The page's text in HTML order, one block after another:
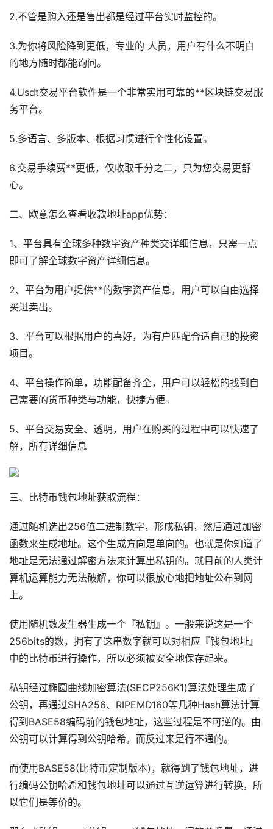
2.不管是购入还是售出都是经过平台实时监控的。
3.为你将风险降到更低，专业的 人员，用户有什么不明白
的地方随时都能询问。
4.Usdt交易平台软件是一个非常实用可靠的**区块链交易服
务平台。
5.多语言、多版本、根据习惯进行个性化设置。
6.交易手续费**更低，仅收取千分之二，只为您交易更舒
心。
二、欧意怎么查看收款地址app优势：
1、平台具有全球多种数字资产种类交详细信息，只需一点
即可了解全球数字资产详细信息。
2、平台为用户提供**的数字资产信息，用户可以自由选择
买进卖出。
3、平台可以根据用户的喜好，为有户匹配合适自己的投资
项目。
4、平台操作简单，功能配备齐全，用户可以轻松的找到自
己需要的货币种类与功能，快捷方便。
5、平台交易安全、透明，用户在购买的过程中可以快速了
解，所有详细信息
三、比特币钱包地址获取流程：
通过随机选出256位二进制数字，形成私钥，然后通过加密
函数来生成地址。这个生成方向是单向的。也就是你知道了
地址是无法通过解密方法来计算出私钥的。就目前的人类计
算机运算能力无法破解，你可以很放心地把地址公布到网
上。
使用随机数发生器生成一个『私钥』。一般来说这是一个
256bits的数，拥有了这串数字就可以对相应『钱包地址』
中的比特币进行操作，所以必须被安全地保存起来。
私钥经过椭圆曲线加密算法(SECP256K1)算法处理生成了
公钥，再通过SHA256、RIPEMD160等几种Hash算法计算
得到BASE58编码前的钱包地址，这些过程是不可逆的。由
公钥可以计算得到公钥哈希，而反过来是行不通的。
而使用BASE58(比特币定制版本)，就得到了钱包地址，进
行编码公钥哈希和钱包地址可以通过互逆运算进行转换，所
以它们是等价的。